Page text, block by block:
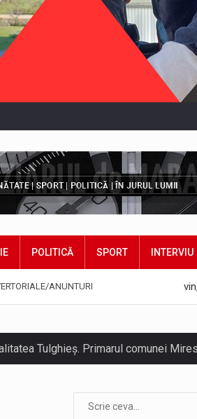
POLITICĂ SPORT INTERVIU
ANUNTURI
chemat să ratifice acordul de